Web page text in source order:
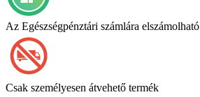
Az Egészségpénztári számlára elszámolható
Csak személyesen átvehető termék